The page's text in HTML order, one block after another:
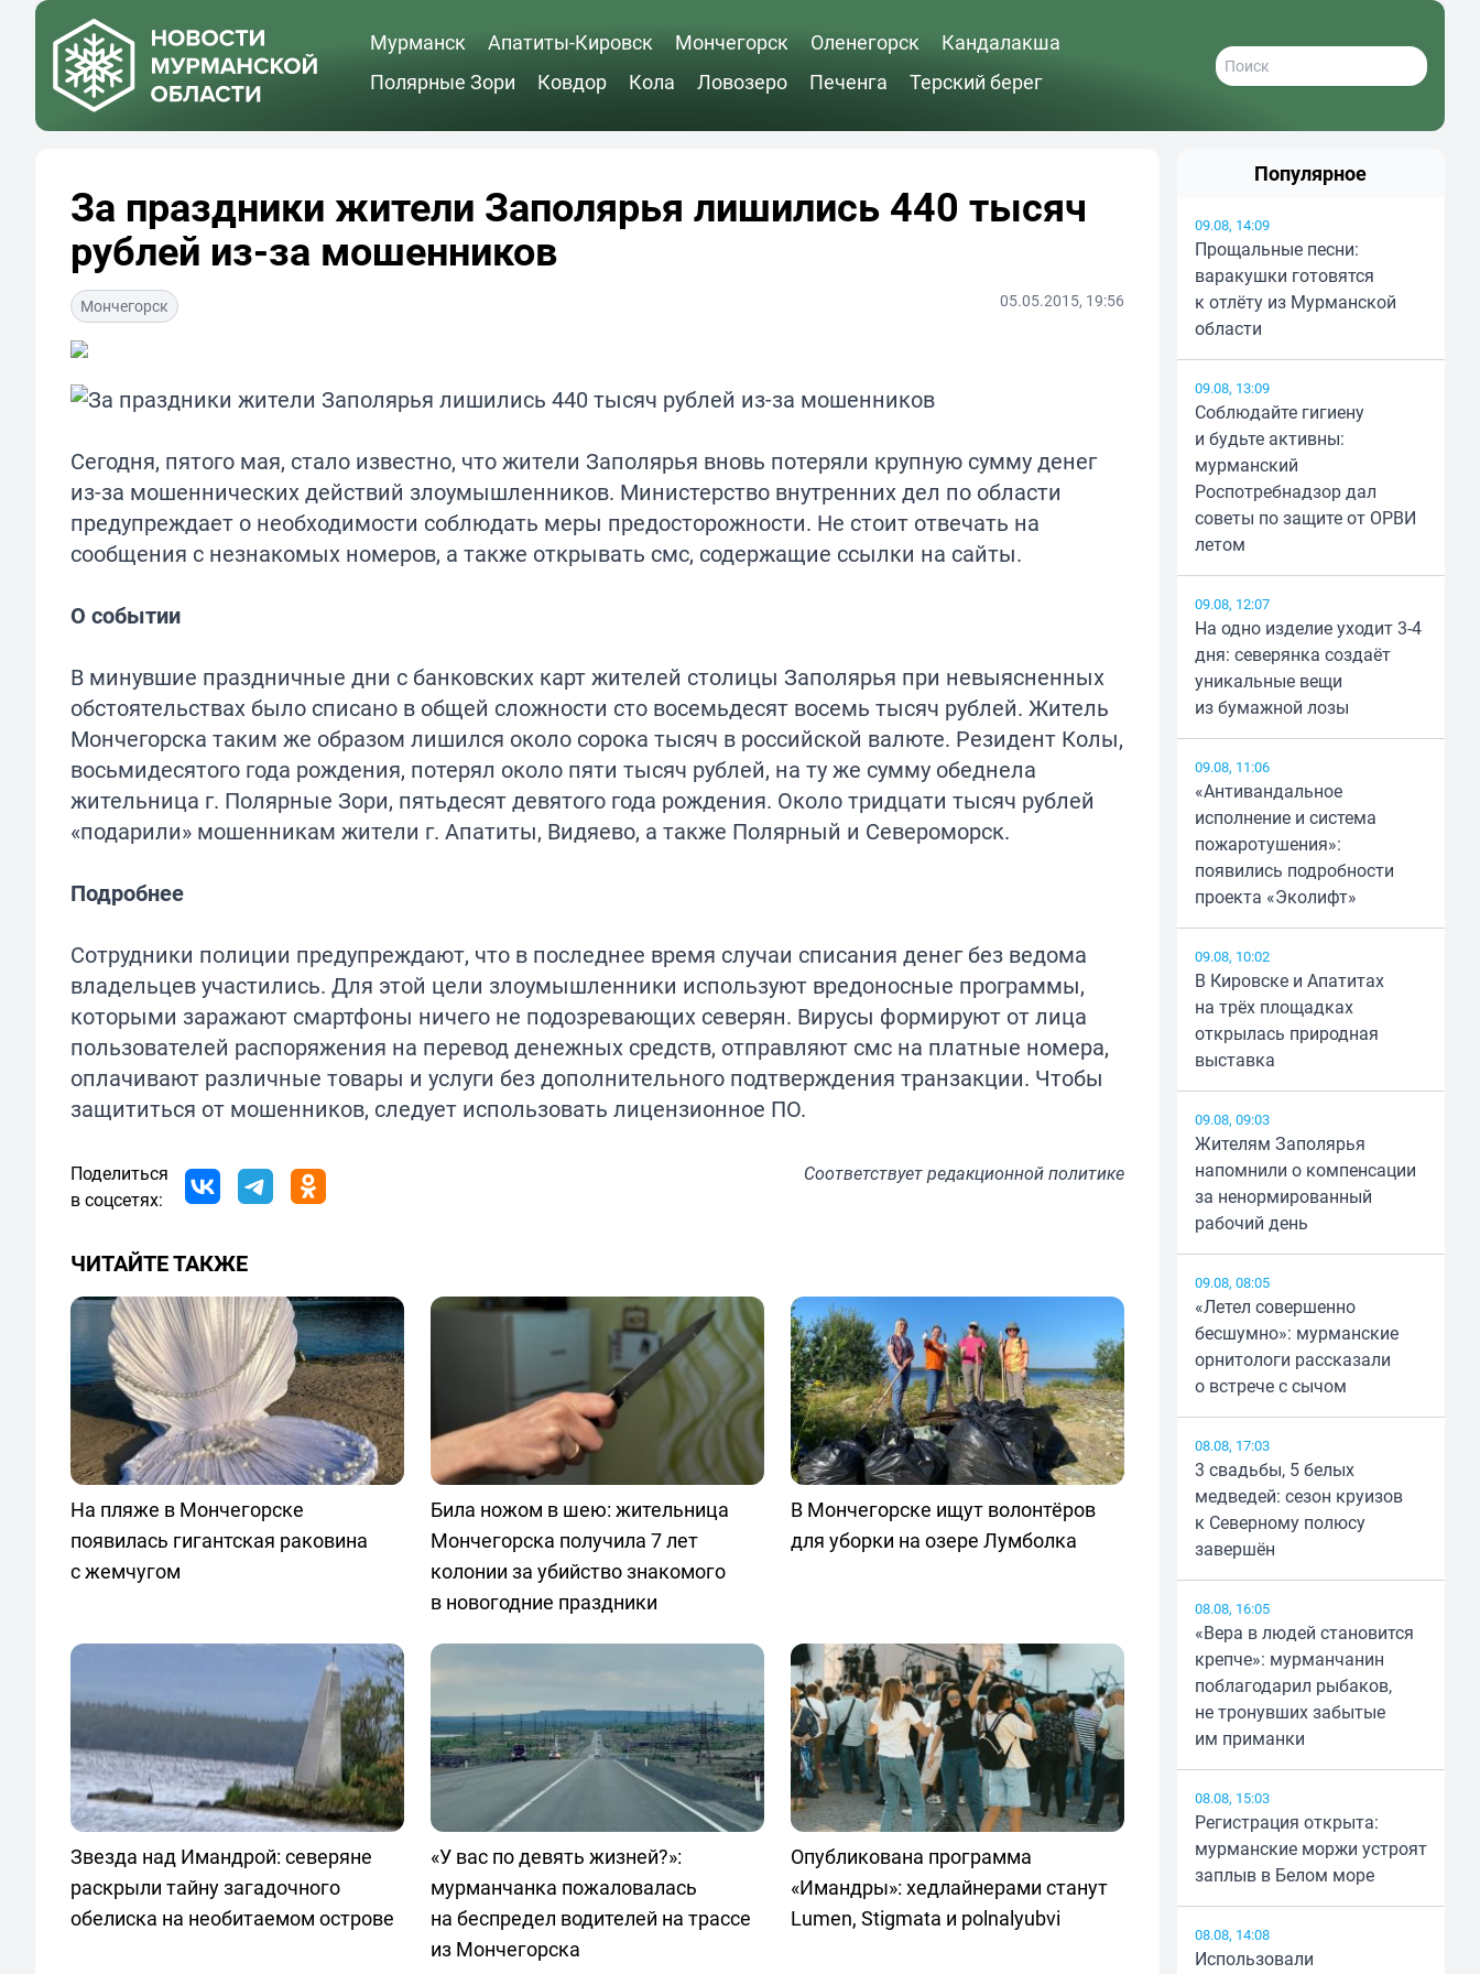
Мурманск Апатиты-Кировск Мончегорск Оленегорск
Кандалакша
Полярные Зори
Ковдор Кола Ловозеро Печенга Терский берег
За праздники жители Заполярья лишились 440 тысяч
рублей из-за мошенников
Мончегорск 05.05.2015, 19:56
Сегодня, пятого мая, стало известно, что жители Заполярья вновь потеряли крупную сумму денег
из-за мошеннических действий злоумышленников. Министерство внутренних дел по области
предупреждает о необходимости соблюдать меры предосторожности. Не стоит отвечать на
сообщения с незнакомых номеров, а также открывать смс, содержащие ссылки на сайты.
О событии
В минувшие праздничные дни с банковских карт жителей столицы Заполярья при невыясненных
обстоятельствах было списано в общей сложности сто восемьдесят восемь тысяч рублей. Житель
Мончегорска таким же образом лишился около сорока тысяч в российской валюте. Резидент Колы,
восьмидесятого года рождения, потерял около пяти тысяч рублей, на ту же сумму обеднела
жительница г. Полярные Зори, пятьдесят девятого года рождения. Около тридцати тысяч рублей
«подарили» мошенникам жители г. Апатиты, Видяево, а также Полярный и Североморск.
Подробнее
Сотрудники полиции предупреждают, что в последнее время случаи списания денег без ведома
владельцев участились. Для этой цели злоумышленники используют вредоносные программы,
которыми заражают смартфоны ничего не подозревающих северян. Вирусы формируют от лица
пользователей распоряжения на перевод денежных средств, отправляют смс на платные номера,
оплачивают различные товары и услуги без дополнительного подтверждения транзакции. Чтобы
защититься от мошенников, следует использовать лицензионное ПО.
Поделиться
в соцсетях:
Соответствуетредакционной политике
ЧИТАЙТЕ ТАКЖЕ
На пляже в Мончегорске
появилась гигантская раковина
с жемчугом
Била ножом в шею: жительница
Мончегорска получила 7 лет
колонии за убийство знакомого
в новогодние праздники
В Мончегорске ищут волонтёров
для уборки на озере Лумболка
Звезда над Имандрой: северяне
раскрыли тайну загадочного
обелиска на необитаемом острове
«У вас по девять жизней?»:
мурманчанка пожаловалась
на беспредел водителей на трассе
из Мончегорска
Опубликована программа
«Имандры»: хедлайнерами станут
Lumen, Stigmata и polnalyubvi
Популярное
09.08, 14:09
Прощальные песни:
варакушки готовятся
к отлёту из Мурманской
области
09.08, 13:09
Соблюдайте гигиену
и будьте активны:
мурманский
Роспотребнадзор дал
советы по защите от ОРВИ
летом
09.08, 12:07
На одно изделие уходит 3-4
дня: северянка создаёт
уникальные вещи
из бумажной лозы
09.08, 11:06
«Антивандальное
исполнение и система
пожаротушения»:
появились подробности
проекта «Эколифт»
09.08, 10:02
В Кировске и Апатитах
на трёх площадках
открылась природная
выставка
09.08, 09:03
Жителям Заполярья
напомнили о компенсации
за ненормированный
рабочий день
09.08, 08:05
«Летел совершенно
бесшумно»: мурманские
орнитологи рассказали
о встрече с сычом
08.08, 17:03
3 свадьбы, 5 белых
медведей: сезон круизов
к Северному полюсу
завершён
08.08, 16:05
«Вера в людей становится
крепче»: мурманчанин
поблагодарил рыбаков,
не тронувших забытые
им приманки
08.08, 15:03
Регистрация открыта:
мурманские моржи устроят
заплыв в Белом море
08.08, 14:08
Использовали